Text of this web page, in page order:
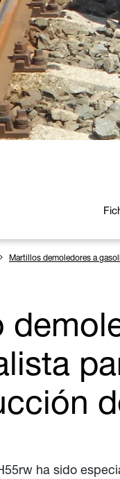
Martillos demoledores a
ha sido